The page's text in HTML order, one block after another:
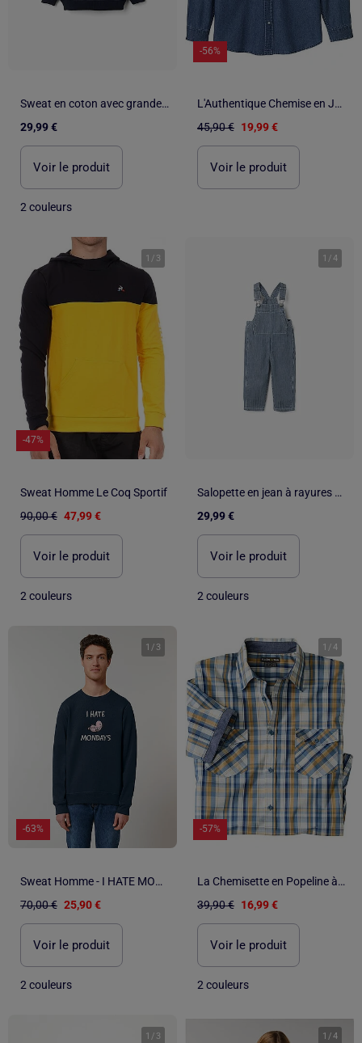
Sweat en coton avec grande poche
29,99 €
Voir le produit
2 couleurs
-56%
L'Authentique Chemise en Jean - ATLAS FOR MEN
45,90 € 19,99 €
Voir le produit
1 / 3
-47%
Sweat Homme Le Coq Sportif
90,00 € 47,99 €
Voir le produit
2 couleurs
1 /4
Salopette en jean à rayures avec poches
29,99 €
Voir le produit
2 couleurs
1 / 3
-63%
Sweat Homme - I HATE MONDAYS
70,00 € 25,90 €
Voir le produit
2 couleurs
1 /4
-57%
La Chemisette en Popeline à Carreaux - ATLAS FOR MEN
39,90 € 16,99 €
Voir le produit
2 couleurs
1 / 3 1 /4